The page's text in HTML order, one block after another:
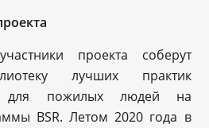
проекта соберут
лучших практик
для пожилых людей на
BSR. Летом 2020 года в